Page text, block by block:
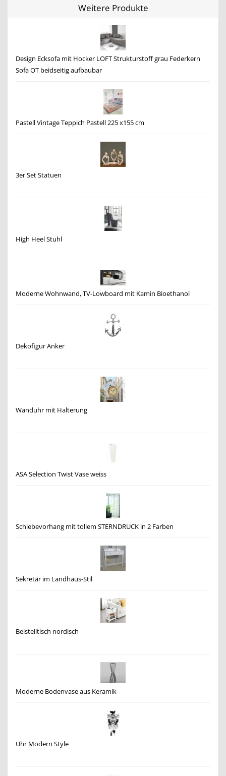
Weitere Produkte
Design Ecksofa mit Hocker LOFT Strukturstoff grau Federkern
Sofa OT beidseitig aufbaubar
Pastell Vintage Teppich Pastell 225 x155 cm
3er Set Statuen
High Heel Stuhl
Moderne Wohnwand, TV-Lowboard mit Kamin Bioethanol
Dekofigur Anker
Wanduhr mit Halterung
ASA Selection Twist Vase weiss
Schiebevorhang mit tollem STERNDRUCK in 2 Farben
Sekretär im Landhaus-Stil
Beistelltisch nordisch
Moderne Bodenvase aus Keramik
Uhr Modern Style